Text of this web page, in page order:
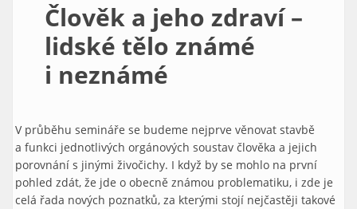
Člověk a jeho zdraví –
lidské tělo známé
i neznámé
V průběhu semináře se budeme nejprve věnovat stavbě
a funkci jednotlivých orgánových soustav člověka a jejich
porovnání s jinými živočichy. I když by se mohlo na první
pohled zdát, že jde o obecně známou problematiku, i zde je
celá řada nových poznatků, za kterými stojí nejčastěji takové